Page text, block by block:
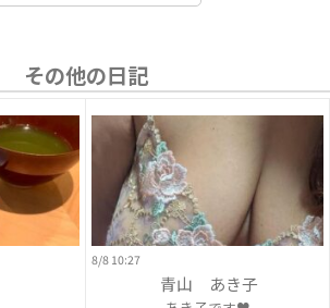
その他の日記
8/8 10:27
青山 あき子